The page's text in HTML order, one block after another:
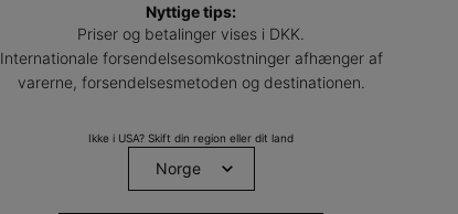
Fås kun i én størrelse
Nyttige tips:
Priser og betalinger vises i DKK.
Internationale forsendelsesomkostninger afhænger af
varerne, forsendelsesmetoden og destinationen.
Ikke i USA? Skift din region eller dit land